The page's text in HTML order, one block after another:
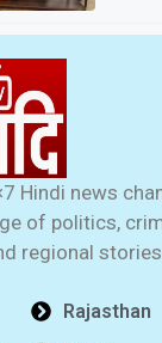
Hindi news
of politics,
regional stories.
Rajasthan